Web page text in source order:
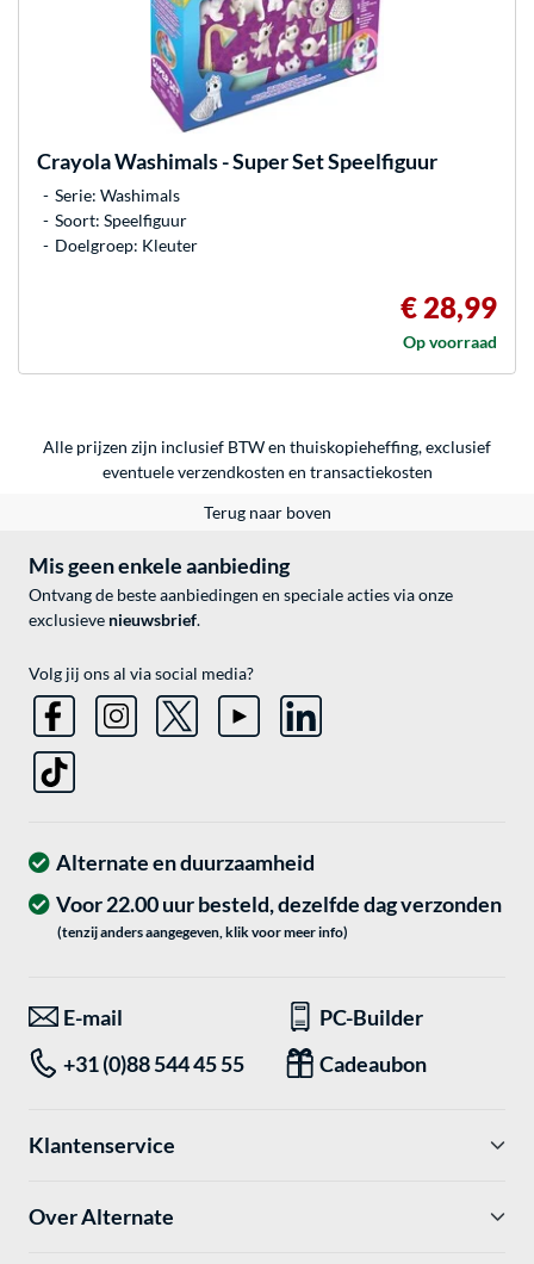
CrayolaWashimals - Super Set Speelfiguur
Serie: Washimals
Soort: Speelfiguur
Doelgroep: Kleuter
€ 28,99
Op voorraad
Alle prijzen zijn inclusief BTW en thuiskopieheffing, exclusief
eventueleverzendkosten en transactiekosten
Terug naar boven
Mis geen enkele aanbieding
Ontvang de beste aanbiedingen en speciale acties via onze
exclusieve nieuwsbrief.
Volg jij ons al via social media?
Alternate en duurzaamheid
Voor 22.00 uur besteld, dezelfde dag verzonden
(tenzij anders aangegeven, klik voor meer info)
E-mail
PC-Builder
+31 (0)88 544 45 55
Cadeaubon
Klantenservice
Over Alternate